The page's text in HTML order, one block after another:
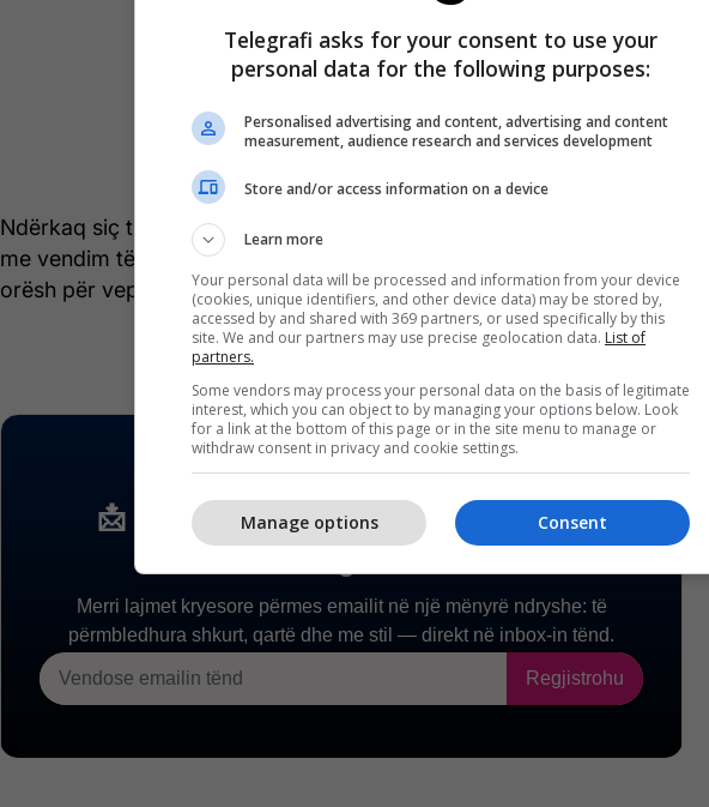
Ndërkaq siç thuhet në njoftim: "I pandehuri që nga data 16 Prill 2026,
me vendim të Prokurorit të Shtetit gjendet nën masën e ndalimit 48-
orësh për veprën penale të lartëcekur". /Telegrafi/
Telegrafi asks for your consent to use your
personal data for the following purposes:
Personalised advertising and content, advertising and content
measurement, audience research and services development
Store and/or access information on a device
Learn more
Your personal data will be processed and information from your device
(cookies, unique identifiers, and other device data) may be stored by,
accessed by and shared with 369 partners, or used specifically by this
site. We and our partners may use precise geolocation data. List of
partners.
Some vendors may process your personal data on the basis of legitimate
interest, which you can object to by managing your options below. Look
for a link at the bottom of this page or in the site menu to manage or
withdraw consent in privacy and cookie settings.
Consent
Manage options